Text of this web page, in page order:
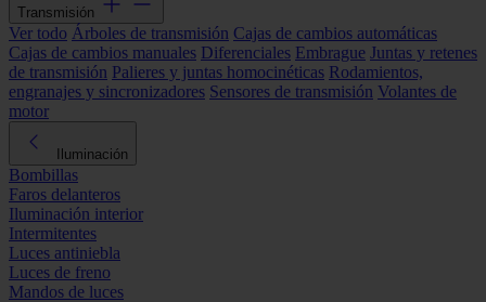
Transmisión
Ver todo Árboles de transmisión Cajas de cambios automáticas
Cajas de cambios manuales Diferenciales Embrague Juntas y retenes
de transmisión Palieres y juntas homocinéticas Rodamientos,
engranajes y sincronizadores Sensores de transmisión Volantes de
motor
Iluminación
Bombillas
Faros delanteros
Iluminación interior
Intermitentes
Luces antiniebla
Luces de freno
Mandos de luces